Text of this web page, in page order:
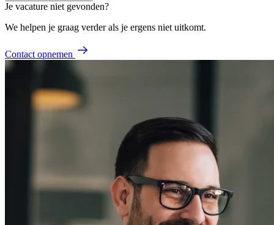
Je vacature niet gevonden?
We helpen je graag verder als je ergens niet uitkomt.
Contact opnemen